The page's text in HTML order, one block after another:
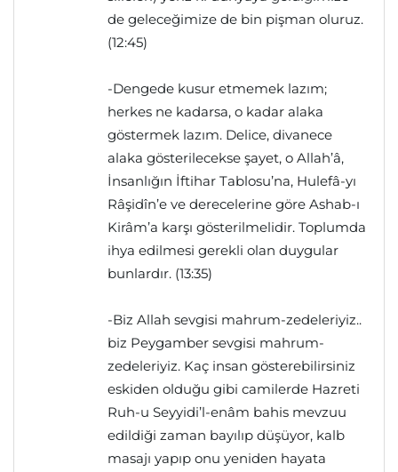
de geleceğimize de bin pişman oluruz.
(12:45)
-Dengede kusur etmemek lazım;
herkes ne kadarsa, o kadar alaka
göstermek lazım. Delice, divanece
alaka gösterilecekse şayet, o Allah’â,
İnsanlığın İftihar Tablosu’na, Hulefâ-yı
Râşidîn’e ve derecelerine göre Ashab-ı
Kirâm’a karşı gösterilmelidir. Toplumda
ihya edilmesi gerekli olan duygular
bunlardır. (13:35)
-Biz Allah sevgisi mahrum-zedeleriyiz..
biz Peygamber sevgisi mahrum-
zedeleriyiz. Kaç insan gösterebilirsiniz
eskiden olduğu gibi camilerde Hazreti
Ruh-u Seyyidi’l-enâm bahis mevzuu
edildiği zaman bayılıp düşüyor, kalb
masajı yapıp onu yeniden hayata